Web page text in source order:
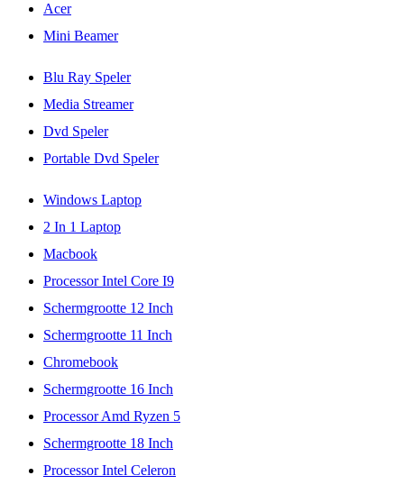
Acer
Mini Beamer
Blu Ray Speler
Media Streamer
Dvd Speler
Portable Dvd Speler
Windows Laptop
2 In 1 Laptop
Macbook
Processor Intel Core I9
Schermgrootte 12 Inch
Schermgrootte 11 Inch
Chromebook
Schermgrootte 16 Inch
Processor Amd Ryzen 5
Schermgrootte 18 Inch
Processor Intel Celeron